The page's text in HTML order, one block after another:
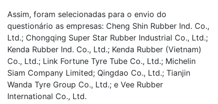
Assim, foram selecionadas para o envio do
questionário as empresas: Cheng Shin Rubber Ind. Co.,
Ltd.; Chongqing Super Star Rubber Industrial Co., Ltd.;
Kenda Rubber Ind. Co., Ltd.; Kenda Rubber (Vietnam)
Co., Ltd.; Link Fortune Tyre Tube Co., Ltd.; Michelin
Siam Company Limited; Qingdao Co., Ltd.; Tianjin
Wanda Tyre Group Co., Ltd.; e Vee Rubber
International Co., Ltd.